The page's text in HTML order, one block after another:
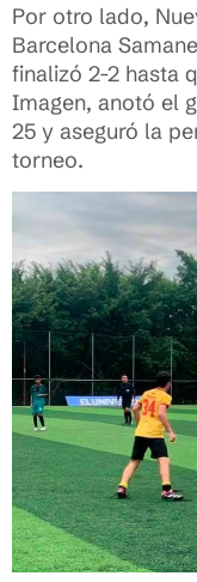
Por otro lado,
Barcelona
finalizó 2-2 hasta
Imagen, anotó el
25 y aseguró la
torneo.